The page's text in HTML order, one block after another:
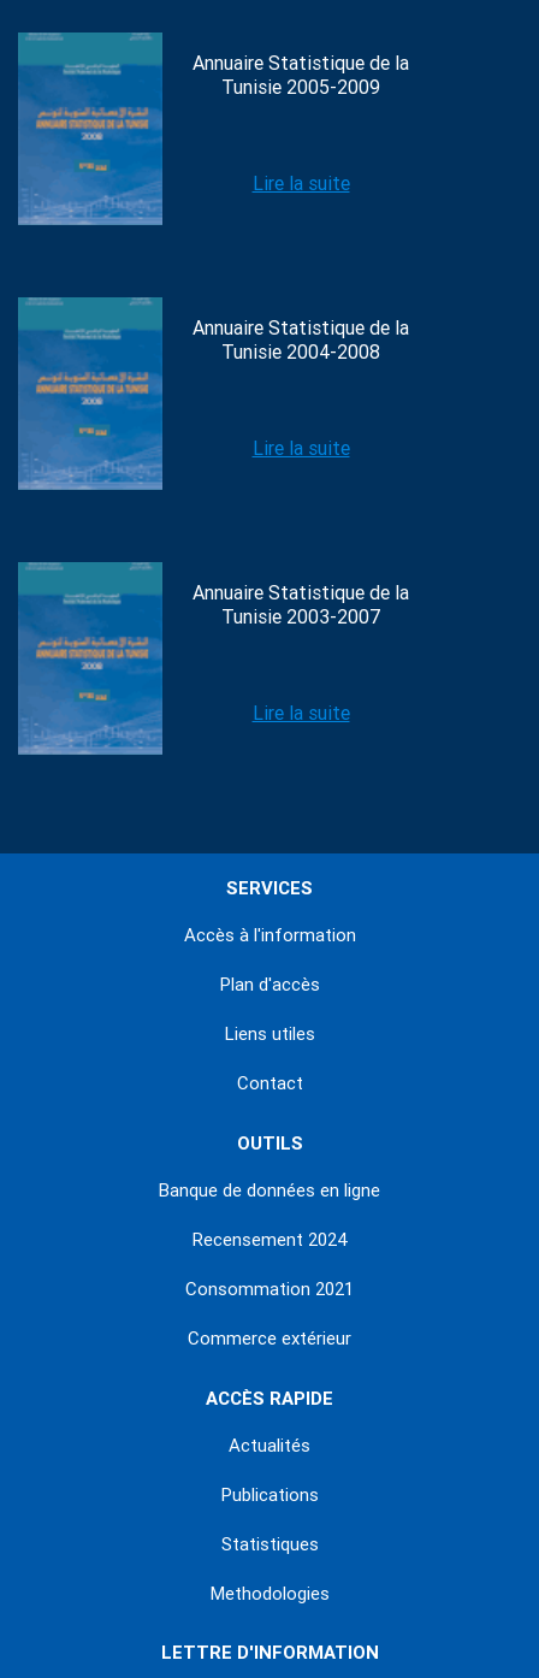
Annuaire Statistique de la
Tunisie 2005-2009
Lire la suite
Annuaire Statistique de la
Tunisie 2004-2008
Lire la suite
Annuaire Statistique de la
Tunisie 2003-2007
Lire la suite
SERVICES
Accès à l'information
Plan d'accès
Liens utiles
Contact
OUTILS
Banque de données en ligne
Recensement 2024
Consommation 2021
Commerce extérieur
ACCÈS RAPIDE
Actualités
Publications
Statistiques
Methodologies
LETTRE D'INFORMATION